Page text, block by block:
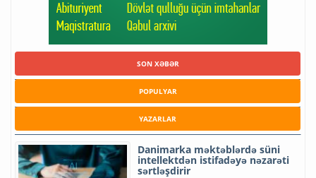
SON XƏBƏR
POPULYAR
YAZARLAR
Danimarka məktəblərdə süni
intellektdən istifadəyə nəzarəti
sərtləşdirir